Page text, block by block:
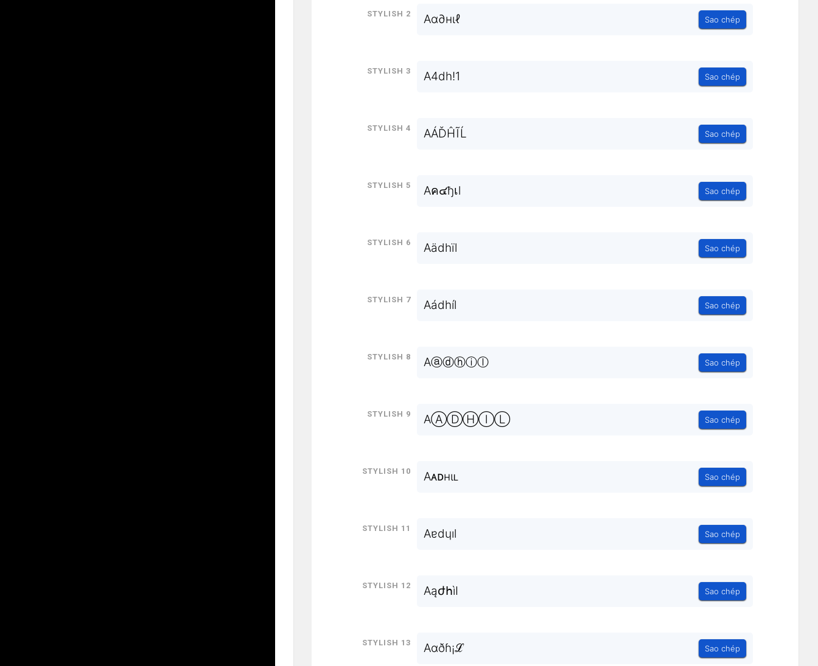
Stylish 2 Aα∂нιℓ Sao chép
Stylish 3 A4dh!1 Sao chép
Stylish 4 AÁĎĤĨĹ Sao chép
Stylish 5 Aค๔ђเl Sao chép
Stylish 6 Aädhïl Sao chép
Stylish 7 Aádhíl Sao chép
Stylish 8 Aⓐⓓⓗⓘⓛ Sao chép
Stylish 9 AⒶⒹⒽⒾⓁ Sao chép
Stylish 10 Aᴀᴅнιʟ Sao chép
Stylish 11 Aɐdɥıl Sao chép
Stylish 12 AąժհìӀ Sao chép
Stylish 13 Aαðɦ¡ℒ Sao chép